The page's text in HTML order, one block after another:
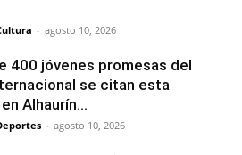
- agosto 10, 2026
400 jóvenes promesas del
se citan esta
Alhaurín...
- agosto 10, 2026